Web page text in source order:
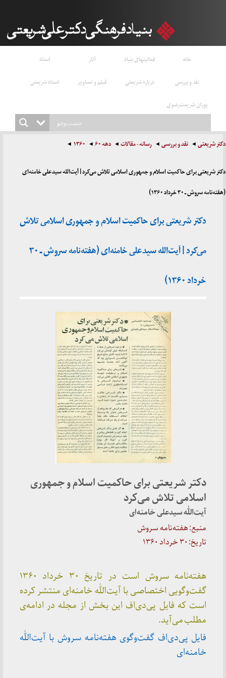
خانه فعالیتهای بنیاد آثار
اسناد
نقد و بررسی
درباره شریعتی فیلم و تصاویر
استاد شریعتی
پوران شریعت‌رضوی
دکتر شریعتی نقد و بررسی رسانه - مقالات دهه ۶۰ ۱۳۶۰
دکتر شریعتی برای حاکمیت اسلام و جمهوری اسلامی تلاش می‌کرد | آیت‌الله سیدعلی خامنه‌ای
(هفته‌نامه سروش ـ ۳۰ خرداد ۱۳۶۰)
دکتر شریعتی برای حاکمیت اسلام و جمهوری اسلامی تلاش
می‌کرد | آیت‌الله سیدعلی خامنه‌ای (هفته‌نامه سروش ـ ۳۰
خرداد ۱۳۶۰)
دکتر شریعتی برای حاکمیت اسلام و جمهوری
اسلامی تلاش می‌کرد
آیت‌الله سیدعلی خامنه‌ای
منبع: هفته‌نامه سروش
تاریخ: ۳۰ خرداد ۱۳۶۰
هفته‌نامه سروش است در تاریخ ۳۰ خرداد ۱۳۶۰
گفت‌وگویی اختصاصی با آیت‌الله خامنه‌ای منتشر کرده
است که فایل پی‌دی‌اف این بخش از مجله در ادامه‌ی
مطلب می‌آيد.
فایل پی‌دی‌اف گفت‌وگوی هفته‌نامه سروش با آیت‌الله
خامنه‌ای